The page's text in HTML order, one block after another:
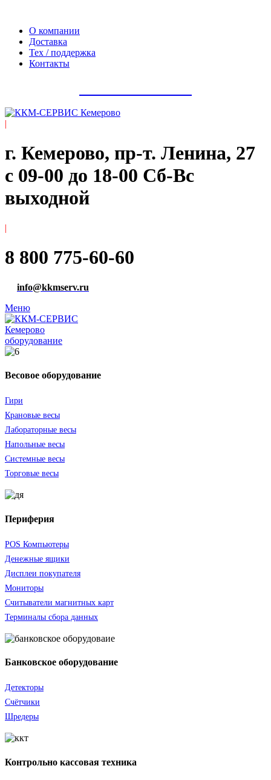
О компании
Доставка
Тех / поддержка
Контакты
|
г. Кемерово, пр-т. ​Ленина, 27
с 09-00 до 18-00 Сб-Вс
выходной
|
8 800 775-60-60
info@kkmserv.ru
Меню
оборудование
Весовое оборудование
Гири
Крановые весы
Лабораторные весы
Напольные весы
Системные весы
Торговые весы
Периферия
POS Компьютеры
Денежные ящики
Дисплеи покупателя
Мониторы
Считыватели магнитных карт
Терминалы сбора данных
Банковское оборудование
Детекторы
Счётчики
Шредеры
Контрольно кассовая техника